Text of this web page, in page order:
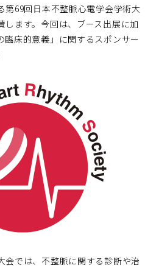
第69回日本不整脈心電学会学術大
します。今回は、ブース出展に加
臨床的意義」に関するスポンサー
会では、不整脈に関する診断や治